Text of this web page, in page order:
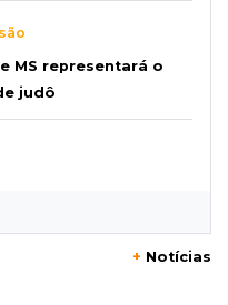
MS representará o
judô
+ Notícias